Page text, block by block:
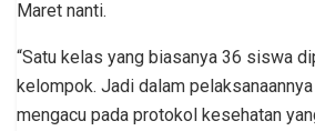
Maret nanti.
“Satu kelas yang biasanya 36 siswa
kelompok. Jadi dalam
mengacu pada protokol kesehatan